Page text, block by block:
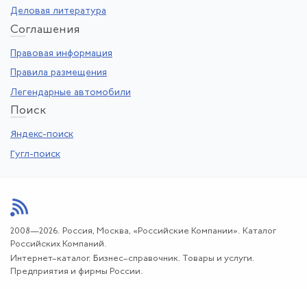
Деловая литература
Соглашения
Правовая информация
Правила размещения
Легендарные автомобили
Поиск
Яндекс-поиск
Гугл-поиск
2008—2026. Россия, Москва, «Российские Компании». Каталог
Российских Компаний.
Интернет–каталог. Бизнес–справочник. Товары и услуги.
Предприятия и фирмы России.